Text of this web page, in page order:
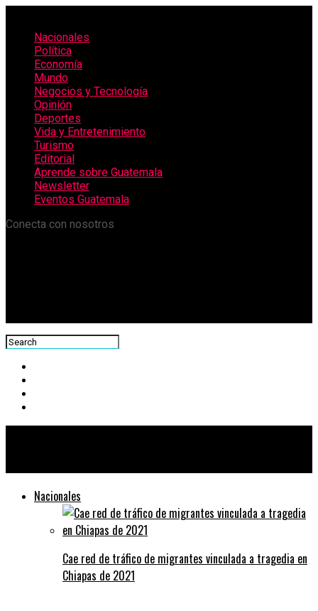
Nacionales
Política
Economía
Mundo
Negocios y Tecnología
Opinión
Deportes
Vida y Entretenimiento
Turismo
Editorial
Aprende sobre Guatemala
Newsletter
Eventos Guatemala
Conecta con nosotros
Nacionales
Cae red de tráfico de migrantes vinculada a tragedia en
Chiapas de 2021